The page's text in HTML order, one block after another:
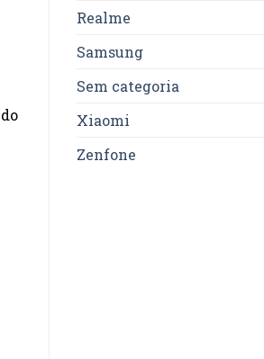
Realme
Samsung
Sem categoria
Xiaomi
Zenfone